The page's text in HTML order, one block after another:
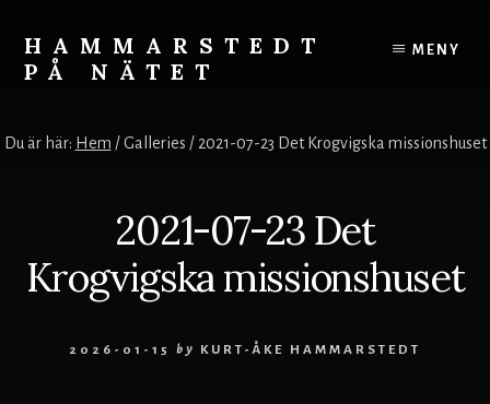
content
HAMMARSTEDT
PÅ NÄTET
kyla.
och
MENY
Du är här: Hem /Galleries /2021-07-23 Det Krogvigska missionshuset
2021-07-23 Det
Krogvigska missionshuset
2026-01-15 by KURT-ÅKE HAMMARSTEDT